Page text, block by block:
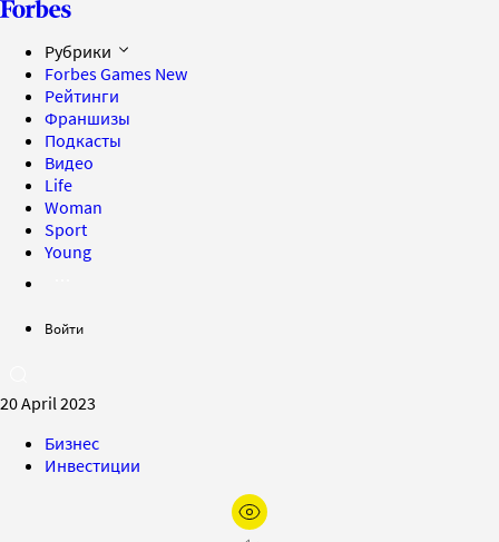
Рубрики
Forbes Games New
Рейтинги
Франшизы
Подкасты
Видео
Life
Woman
Sport
Young
Войти
20 April 2023
Бизнес
Инвестиции